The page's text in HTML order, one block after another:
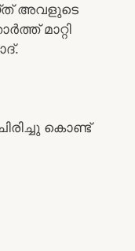
അവളുടെ
മാറ്റി
കൊണ്ട്